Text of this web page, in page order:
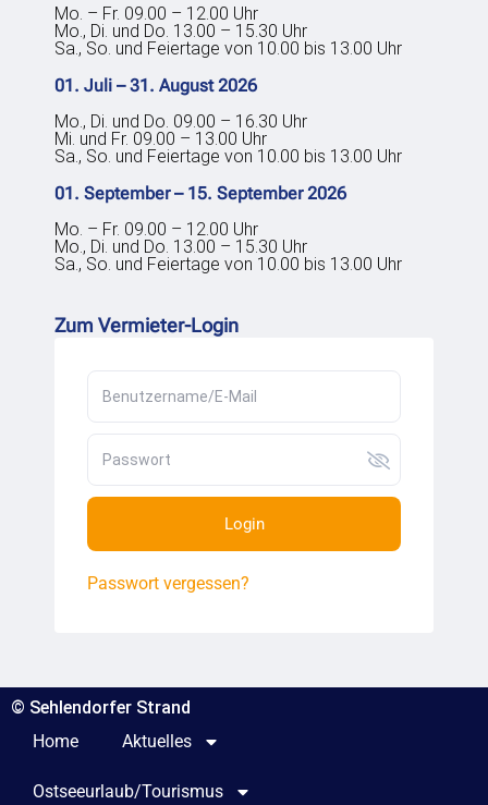
Mo. – Fr. 09.00 – 12.00 Uhr
Mo., Di. und Do. 13.00 – 15.30 Uhr
Sa., So. und Feiertage von 10.00 bis 13.00 Uhr
01. Juli – 31. August 2026
Mo., Di. und Do. 09.00 – 16.30 Uhr
Mi. und Fr. 09.00 – 13.00 Uhr
Sa., So. und Feiertage von 10.00 bis 13.00 Uhr
01. September – 15. September 2026
Mo. – Fr. 09.00 – 12.00 Uhr
Mo., Di. und Do. 13.00 – 15.30 Uhr
Sa., So. und Feiertage von 10.00 bis 13.00 Uhr
Zum Vermieter-Login
Login
Passwort vergessen?
© Sehlendorfer Strand
Home
Aktuelles
Ostseeurlaub/Tourismus